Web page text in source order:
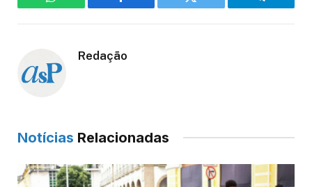
WhatsApp Facebook Twitter Telegram
Redação
Notícias Relacionadas